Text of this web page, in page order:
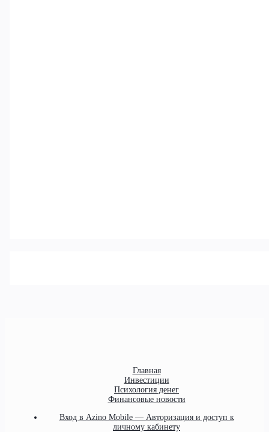
Главная
Инвестиции
Психология денег
Финансовые новости
Вход в Azino Mobile — Авторизация и доступ к
личному кабинету